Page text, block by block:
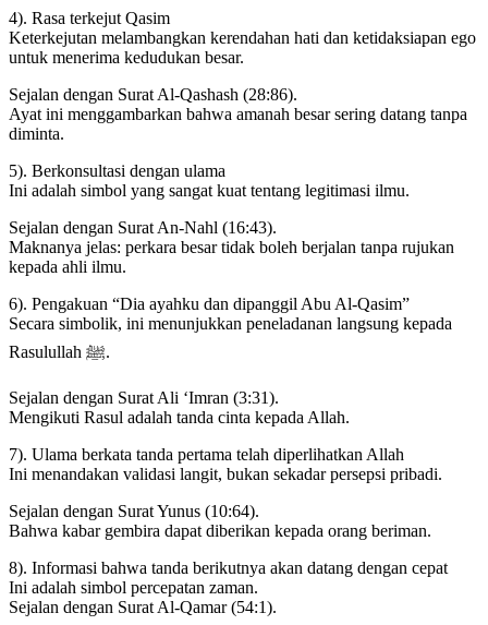
4). Rasa terkejut Qasim
Keterkejutan melambangkan kerendahan hati dan ketidaksiapan ego
untuk menerima kedudukan besar.
Sejalan dengan Surat Al-Qashash (28:86).
Ayat ini menggambarkan bahwa amanah besar sering datang tanpa
diminta.
5). Berkonsultasi dengan ulama
Ini adalah simbol yang sangat kuat tentang legitimasi ilmu.
Sejalan dengan Surat An-Nahl (16:43).
Maknanya jelas: perkara besar tidak boleh berjalan tanpa rujukan
kepada ahli ilmu.
6). Pengakuan “Dia ayahku dan dipanggil Abu Al-Qasim”
Secara simbolik, ini menunjukkan peneladanan langsung kepada
Rasulullah ﷺ.
Sejalan dengan Surat Ali ‘Imran (3:31).
Mengikuti Rasul adalah tanda cinta kepada Allah.
7). Ulama berkata tanda pertama telah diperlihatkan Allah
Ini menandakan validasi langit, bukan sekadar persepsi pribadi.
Sejalan dengan Surat Yunus (10:64).
Bahwa kabar gembira dapat diberikan kepada orang beriman.
8). Informasi bahwa tanda berikutnya akan datang dengan cepat
Ini adalah simbol percepatan zaman.
Sejalan dengan Surat Al-Qamar (54:1).